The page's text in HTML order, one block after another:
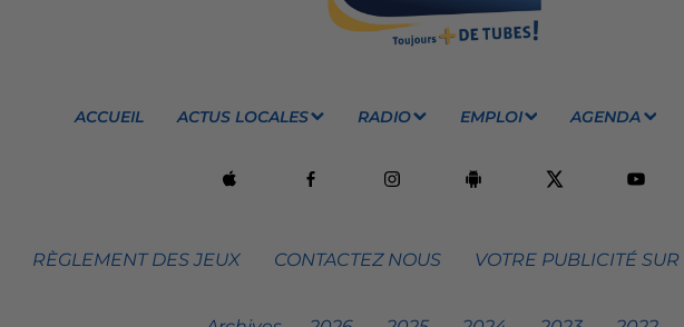
ACCUEIL ACTUS LOCALES RADIO EMPLOI AGENDA
RÈGLEMENT DES JEUX CONTACTEZ NOUS VOTRE PUBLICITÉ